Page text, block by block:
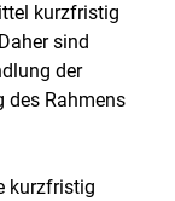
kurzfristig
sind
der
des Rahmens
kurzfristig